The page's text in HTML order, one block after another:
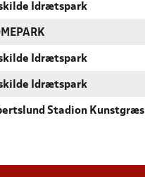
Idrætspark
Idrætspark
Idrætspark
Stadion Kunstgræs